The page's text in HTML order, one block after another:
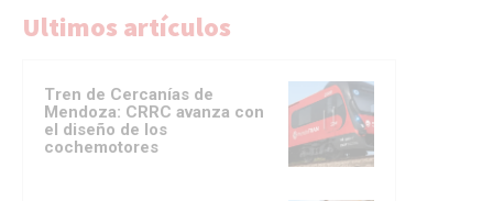
Ultimos artículos
Tren de Cercanías de
Mendoza: CRRC avanza con
el diseño de los
cochemotores